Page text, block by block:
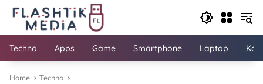
Skip
content
Techno Apps Game Smartphone Laptop
Home Techno